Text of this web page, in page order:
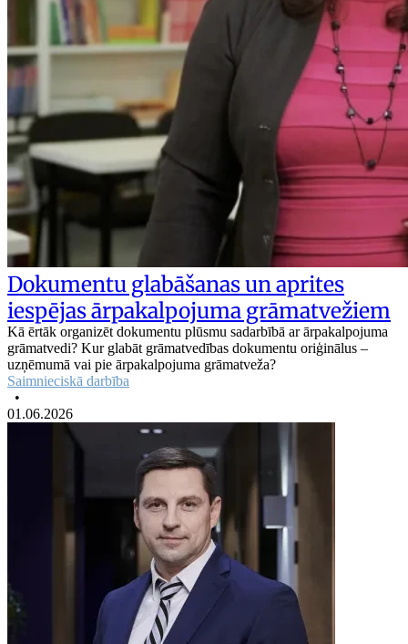
Dokumentu glabāšanas un aprites
iespējas ārpakalpojuma grāmatvežiem
Kā ērtāk organizēt dokumentu plūsmu sadarbībā ar ārpakalpojuma
grāmatvedi? Kur glabāt grāmatvedības dokumentu oriģinālus –
uzņēmumā vai pie ārpakalpojuma grāmatveža?
Saimnieciskā darbība
•
01.06.2026